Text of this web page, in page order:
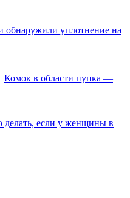
обнаружили уплотнение на
Комок в области пупка —
делать, если у женщины в